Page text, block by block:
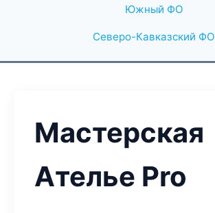
Южный ФО
Северо-Кавказский ФО
Мастерская
Ателье Pro